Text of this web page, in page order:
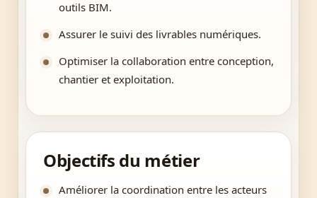
outils BIM.
Assurer le suivi des livrables numériques.
Optimiser la collaboration entre conception,
chantier et exploitation.
Objectifs du métier
Améliorer la coordination entre les acteurs